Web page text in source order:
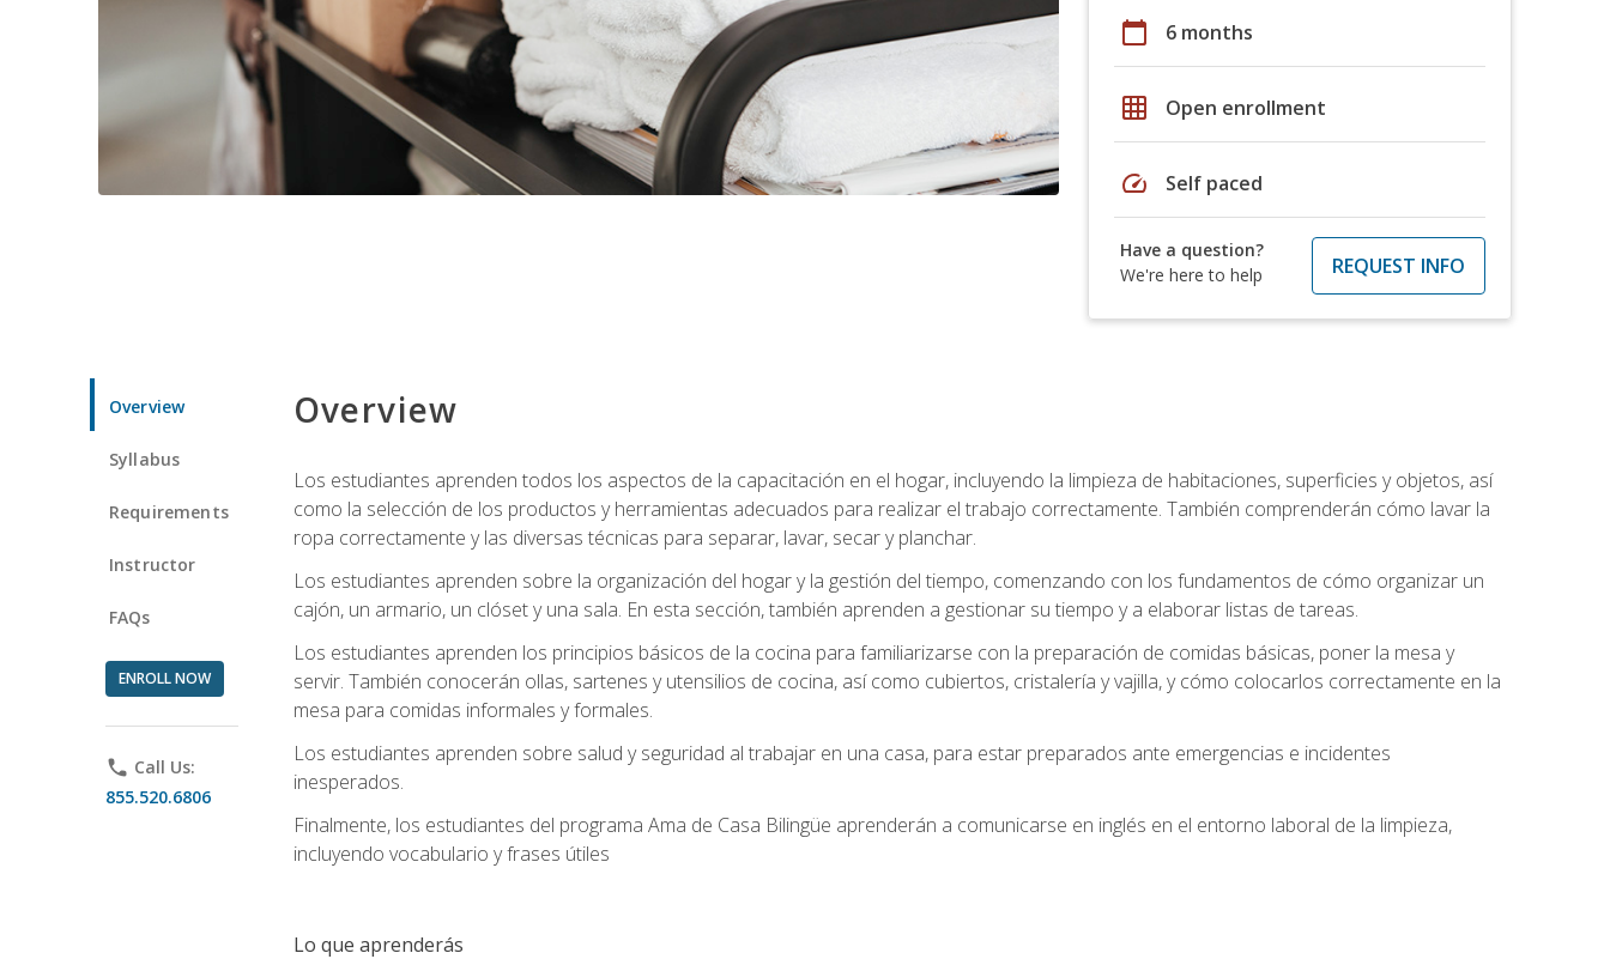
calendar_today 6 months
grid_on Open enrollment
speed Self paced
Have a question?
We're here to help
REQUEST INFO
Overview
Syllabus
Requirements
Instructor
FAQs
ENROLL NOW
phone Call Us:
855.520.6806
Overview
Los estudiantes aprenden todos los aspectos de la capacitación en el hogar, incluyendo la limpieza de habitaciones, superficies y objetos, así
como la selección de los productos y herramientas adecuados para realizar el trabajo correctamente. También comprenderán cómo lavar la
ropa correctamente y las diversas técnicas para separar, lavar, secar y planchar.
Los estudiantes aprenden sobre la organización del hogar y la gestión del tiempo, comenzando con los fundamentos de cómo organizar un
cajón, un armario, un clóset y una sala. En esta sección, también aprenden a gestionar su tiempo y a elaborar listas de tareas.
Los estudiantes aprenden los principios básicos de la cocina para familiarizarse con la preparación de comidas básicas, poner la mesa y
servir. También conocerán ollas, sartenes y utensilios de cocina, así como cubiertos, cristalería y vajilla, y cómo colocarlos correctamente en la
mesa para comidas informales y formales.
Los estudiantes aprenden sobre salud y seguridad al trabajar en una casa, para estar preparados ante emergencias e incidentes
inesperados.
Finalmente, los estudiantes del programa Ama de Casa Bilingüe aprenderán a comunicarse en inglés en el entorno laboral de la limpieza,
incluyendo vocabulario y frases útiles
Lo que aprenderás